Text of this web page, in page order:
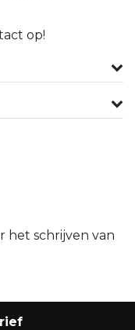
op!
het schrijven van